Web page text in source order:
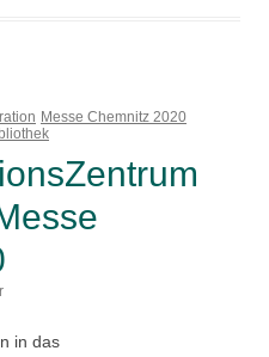
Messe Chemnitz 2020
in das